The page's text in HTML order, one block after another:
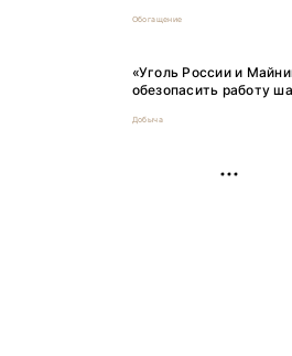
Обогащение
«Уголь России и
обезопасить работу
Добыча